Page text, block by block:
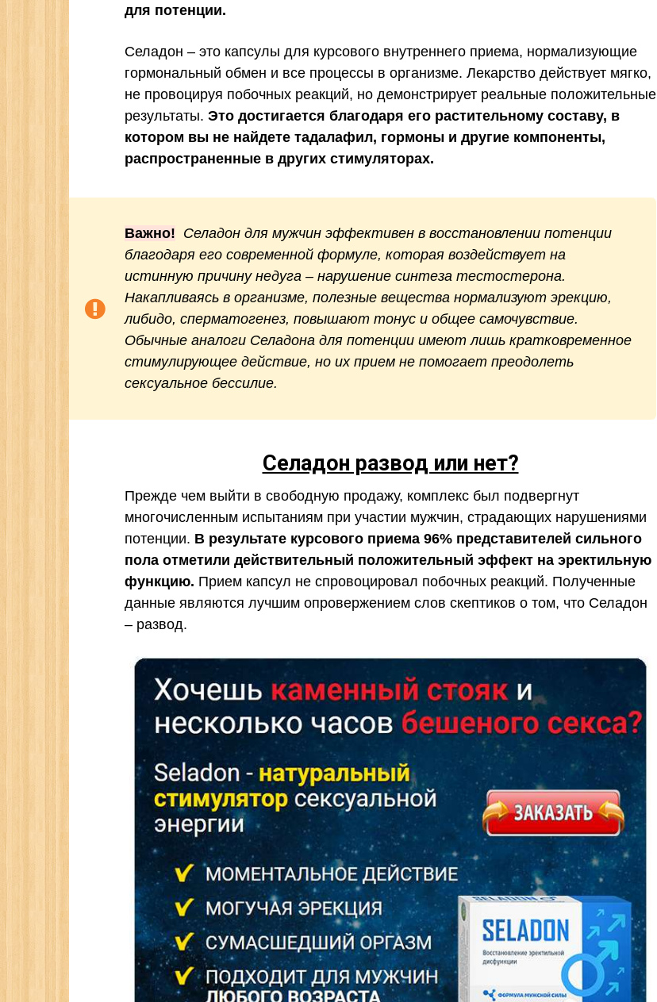
для потенции.
Селадон – это капсулы для курсового внутреннего приема, нормализующие
гормональный обмен и все процессы в организме. Лекарство действует мягко,
не провоцируя побочных реакций, но демонстрирует реальные положительные
результаты. Это достигается благодаря его растительному составу, в
котором вы не найдете тадалафил, гормоны и другие компоненты,
распространенные в других стимуляторах.
Важно! Селадон для мужчин эффективен в восстановлении потенции
благодаря его современной формуле, которая воздействует на
истинную причину недуга – нарушение синтеза тестостерона.
Накапливаясь в организме, полезные вещества нормализуют эрекцию,
либидо, сперматогенез, повышают тонус и общее самочувствие.
Обычные аналоги Селадона для потенции имеют лишь кратковременное
стимулирующее действие, но их прием не помогает преодолеть
сексуальное бессилие.
Селадон развод или нет?
Прежде чем выйти в свободную продажу, комплекс был подвергнут
многочисленным испытаниям при участии мужчин, страдающих нарушениями
потенции. В результате курсового приема 96% представителей сильного
пола отметили действительный положительный эффект на эректильную
функцию. Прием капсул не спровоцировал побочных реакций. Полученные
данные являются лучшим опровержением слов скептиков о том, что Селадон
– развод.